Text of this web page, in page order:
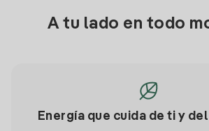
A tu lado en todo
Energía que cuida de ti y